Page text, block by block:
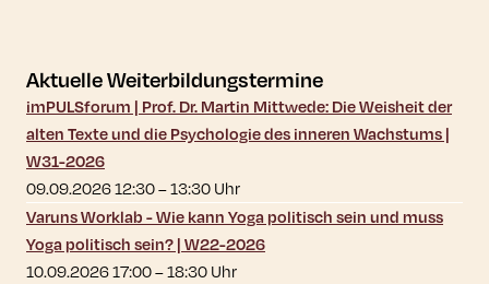
Aktuelle Weiterbildungstermine
imPULSforum | Prof. Dr. Martin Mittwede: Die Weisheit der
alten Texte und die Psychologie des inneren Wachstums |
W31-2026
09.09.2026 12:30–13:30Uhr
Varuns Worklab - Wie kann Yoga politisch sein und muss
Yoga politisch sein? | W22-2026
10.09.2026 17:00–18:30Uhr